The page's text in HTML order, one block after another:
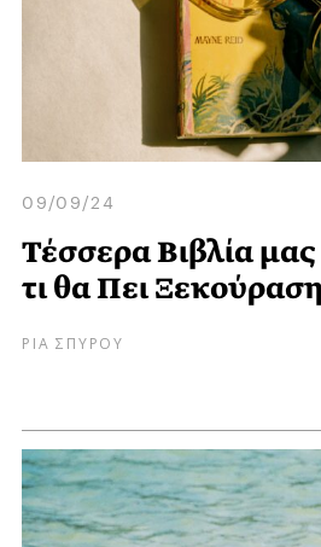
09/09/24
Τέσσερα Βιβλία
τι θα Πει Ξεκούραση
ΡΙΑ ΣΠΥΡΟΥ